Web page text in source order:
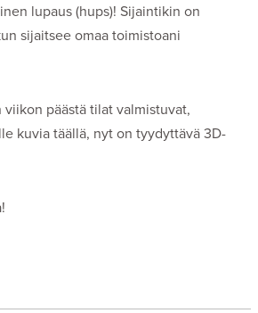
lupaus (hups)! Sijaintikin on
sijaitsee omaa toimistoani
viikon päästä tilat valmistuvat,
kuvia täällä, nyt on tyydyttävä 3D-